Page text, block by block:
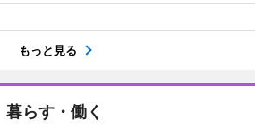
もっと見る
暮らす・働く